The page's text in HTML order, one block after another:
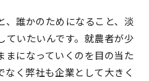
、誰かのためになること、淡
ていたいんです。就農者が少
まになっていくのを目の当た
なく弊社も企業として大きく